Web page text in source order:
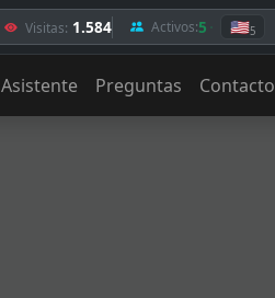
Visitas: 1.584 Activos:5 🇺🇸5
Asistente Preguntas Contacto